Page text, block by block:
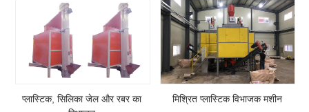
प्लास्टिक, सिलिका जेल और रबर का
मिश्रित प्लास्टिक विभाजक मशीन